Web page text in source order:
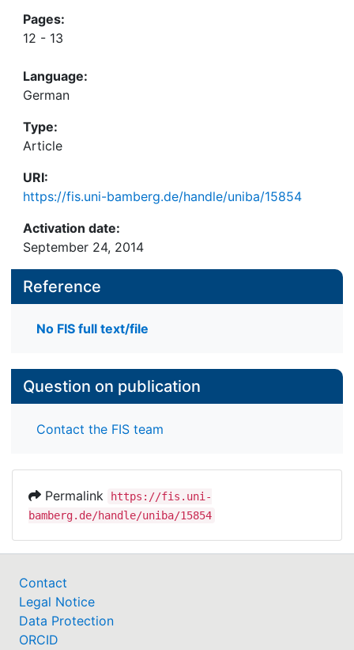
Pages:
12 - 13
Language:
German
Type:
Article
URI:
https://fis.uni-bamberg.de/handle/uniba/15854
Activation date:
September 24, 2014
Reference
No FIS full text/file
Question on publication
Contact the FIS team
Permalink
https://fis.uni-
bamberg.de/handle/uniba/15854
Contact
Legal Notice
Data Protection
ORCID